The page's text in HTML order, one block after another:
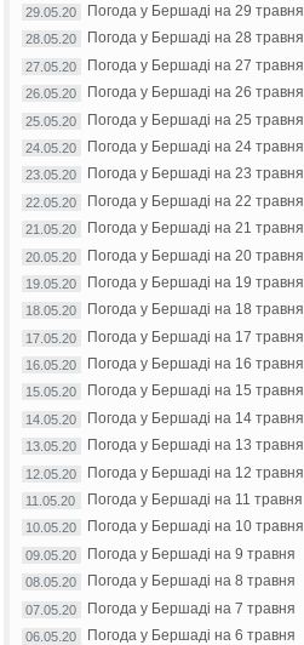
29.05.20 Погода у Бершаді на 29 травня
28.05.20 Погода у Бершаді на 28 травня
27.05.20 Погода у Бершаді на 27 травня
26.05.20 Погода у Бершаді на 26 травня
25.05.20 Погода у Бершаді на 25 травня
24.05.20 Погода у Бершаді на 24 травня
23.05.20 Погода у Бершаді на 23 травня
22.05.20 Погода у Бершаді на 22 травня
21.05.20 Погода у Бершаді на 21 травня
20.05.20 Погода у Бершаді на 20 травня
19.05.20 Погода у Бершаді на 19 травня
18.05.20 Погода у Бершаді на 18 травня
17.05.20 Погода у Бершаді на 17 травня
16.05.20 Погода у Бершаді на 16 травня
15.05.20 Погода у Бершаді на 15 травня
14.05.20 Погода у Бершаді на 14 травня
13.05.20 Погода у Бершаді на 13 травня
12.05.20 Погода у Бершаді на 12 травня
11.05.20 Погода у Бершаді на 11 травня
10.05.20 Погода у Бершаді на 10 травня
09.05.20 Погода у Бершаді на 9 травня
08.05.20 Погода у Бершаді на 8 травня
07.05.20 Погода у Бершаді на 7 травня
06.05.20 Погода у Бершаді на 6 травня